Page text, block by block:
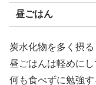
昼ごはん
炭水化物を多く摂
昼ごはんは軽めにし
何も食べずに勉強